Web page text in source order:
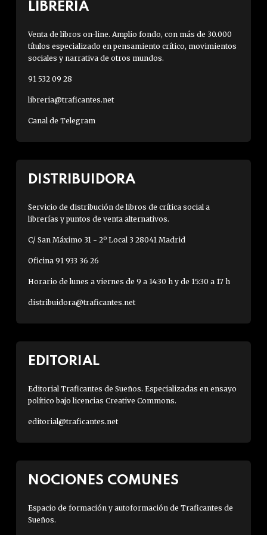
LIBRERÍA
Venta de libros on-line. Amplio fondo, con más de 30.000
títulos especializado en pensamiento crítico, movimientos
sociales y narrativa de otros mundos.
91 532 09 28
libreria@traficantes.net
Canal de Telegram
DISTRIBUIDORA
Servicio de distribución de libros de crítica social a
librerías y puntos de venta alternativos.
C/ San Máximo 31 - 2º Local 3 28041 Madrid
Oficina 91 933 36 26
Horario de lunes a viernes de 9 a 14:30 h y de 15:30 a 17 h
distribuidora@traficantes.net
EDITORIAL
Editorial Traficantes de Sueños. Especializadas en ensayo
político bajo licencias Creative Commons.
editorial@traficantes.net
NOCIONES COMUNES
Espacio de formación y autoformación de Traficantes de
Sueños.